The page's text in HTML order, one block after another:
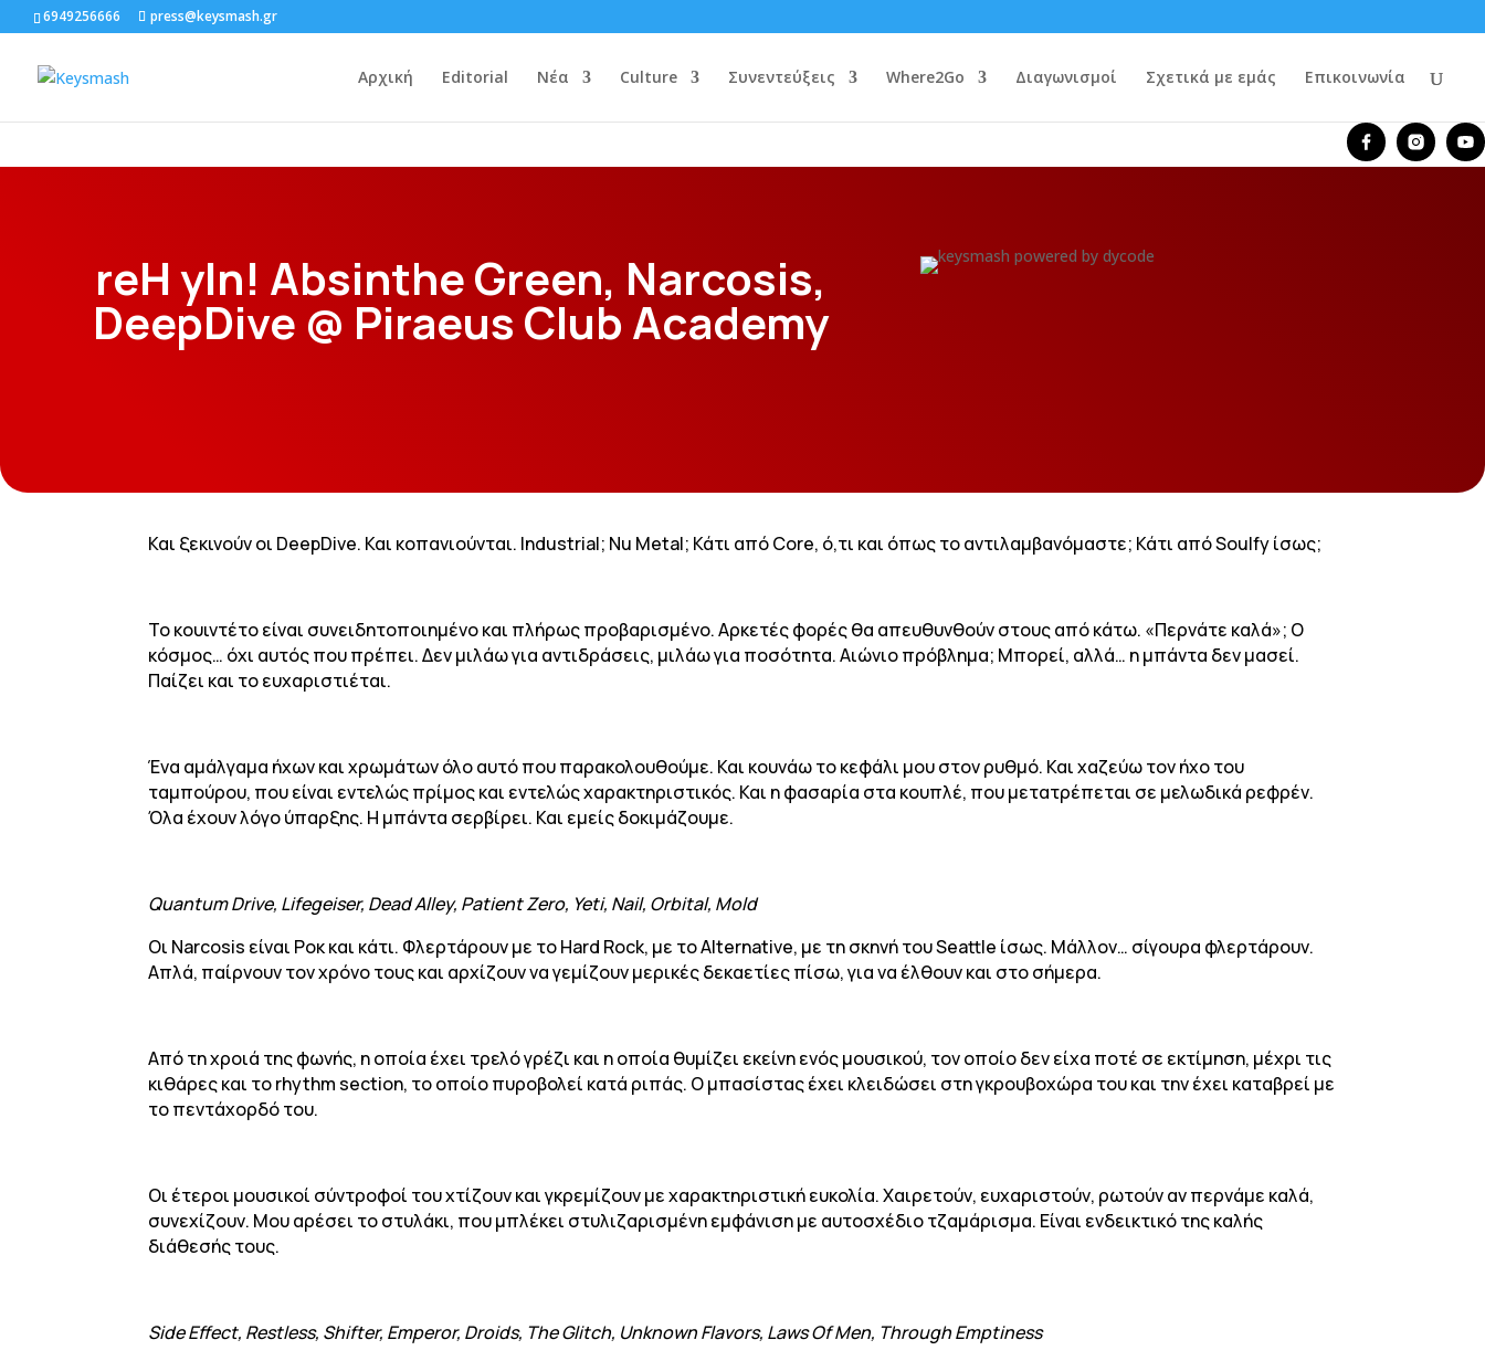
6949256666 press@keysmash.gr
Αρχική Editorial Νέα Culture Συνεντεύξεις Where2Go Διαγωνισμοί Σχετικά με εμάς Επικοινωνία
reH yIn! Absinthe Green, Narcosis,
DeepDive @ Piraeus Club Academy
Και ξεκινούν οι DeepDive. Και κοπανιούνται. Industrial; Nu Metal; Κάτι από Core, ό,τι και όπως το αντιλαμβανόμαστε; Κάτι από Soulfy ίσως;
Το κουιντέτο είναι συνειδητοποιημένο και πλήρως προβαρισμένο. Αρκετές φορές θα απευθυνθούν στους από κάτω. «Περνάτε καλά»; Ο
κόσμος… όχι αυτός που πρέπει. Δεν μιλάω για αντιδράσεις, μιλάω για ποσότητα. Αιώνιο πρόβλημα; Μπορεί, αλλά… η μπάντα δεν μασεί.
Παίζει και το ευχαριστιέται.
Ένα αμάλγαμα ήχων και χρωμάτων όλο αυτό που παρακολουθούμε. Και κουνάω το κεφάλι μου στον ρυθμό. Και χαζεύω τον ήχο του
ταμπούρου, που είναι εντελώς πρίμος και εντελώς χαρακτηριστικός. Και η φασαρία στα κουπλέ, που μετατρέπεται σε μελωδικά ρεφρέν.
Όλα έχουν λόγο ύπαρξης. Η μπάντα σερβίρει. Και εμείς δοκιμάζουμε.
Quantum Drive, Lifegeiser, Dead Alley, Patient Zero, Yeti, Nail, Orbital, Mold
Οι Narcosis είναι Ροκ και κάτι. Φλερτάρουν με το Hard Rock, με το Alternative, με τη σκηνή του Seattle ίσως. Μάλλον… σίγουρα φλερτάρουν.
Απλά, παίρνουν τον χρόνο τους και αρχίζουν να γεμίζουν μερικές δεκαετίες πίσω, για να έλθουν και στο σήμερα.
Από τη χροιά της φωνής, η οποία έχει τρελό γρέζι και η οποία θυμίζει εκείνη ενός μουσικού, τον οποίο δεν είχα ποτέ σε εκτίμηση, μέχρι τις
κιθάρες και το rhythm section, το οποίο πυροβολεί κατά ριπάς. Ο μπασίστας έχει κλειδώσει στη γκρουβοχώρα του και την έχει καταβρεί με
το πεντάχορδό του.
Οι έτεροι μουσικοί σύντροφοί του χτίζουν και γκρεμίζουν με χαρακτηριστική ευκολία. Χαιρετούν, ευχαριστούν, ρωτούν αν περνάμε καλά,
συνεχίζουν. Μου αρέσει το στυλάκι, που μπλέκει στυλιζαρισμένη εμφάνιση με αυτοσχέδιο τζαμάρισμα. Είναι ενδεικτικό της καλής
διάθεσής τους.
Side Effect, Restless, Shifter, Emperor, Droids, The Glitch, Unknown Flavors, Laws Of Men, Through Emptiness